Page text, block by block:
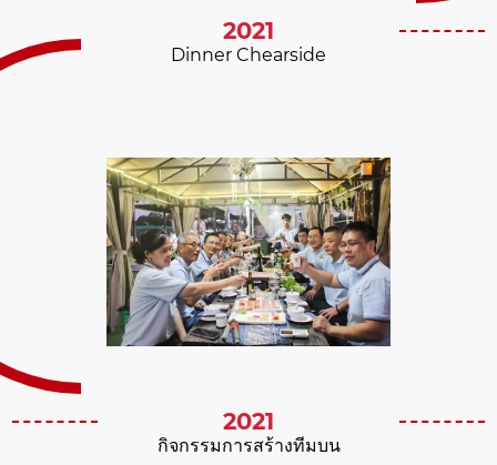
2021
Dinner Chearside
2021
กิจกรรมการสร้างทีมบน